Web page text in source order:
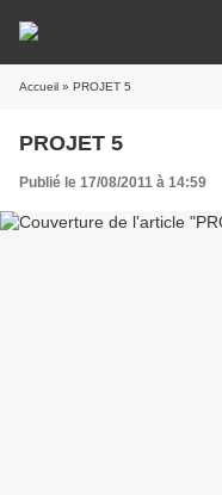
Accueil » PROJET 5
PROJET 5
Publié le 17/08/2011 à 14:59